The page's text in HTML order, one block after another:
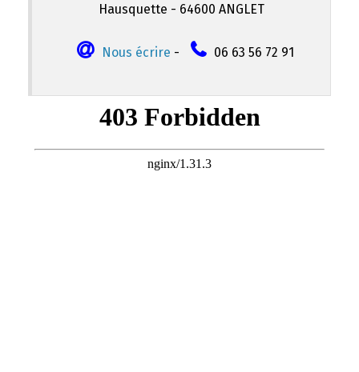
Hausquette - 64600 ANGLET
Nous écrire - 06 63 56 72 91